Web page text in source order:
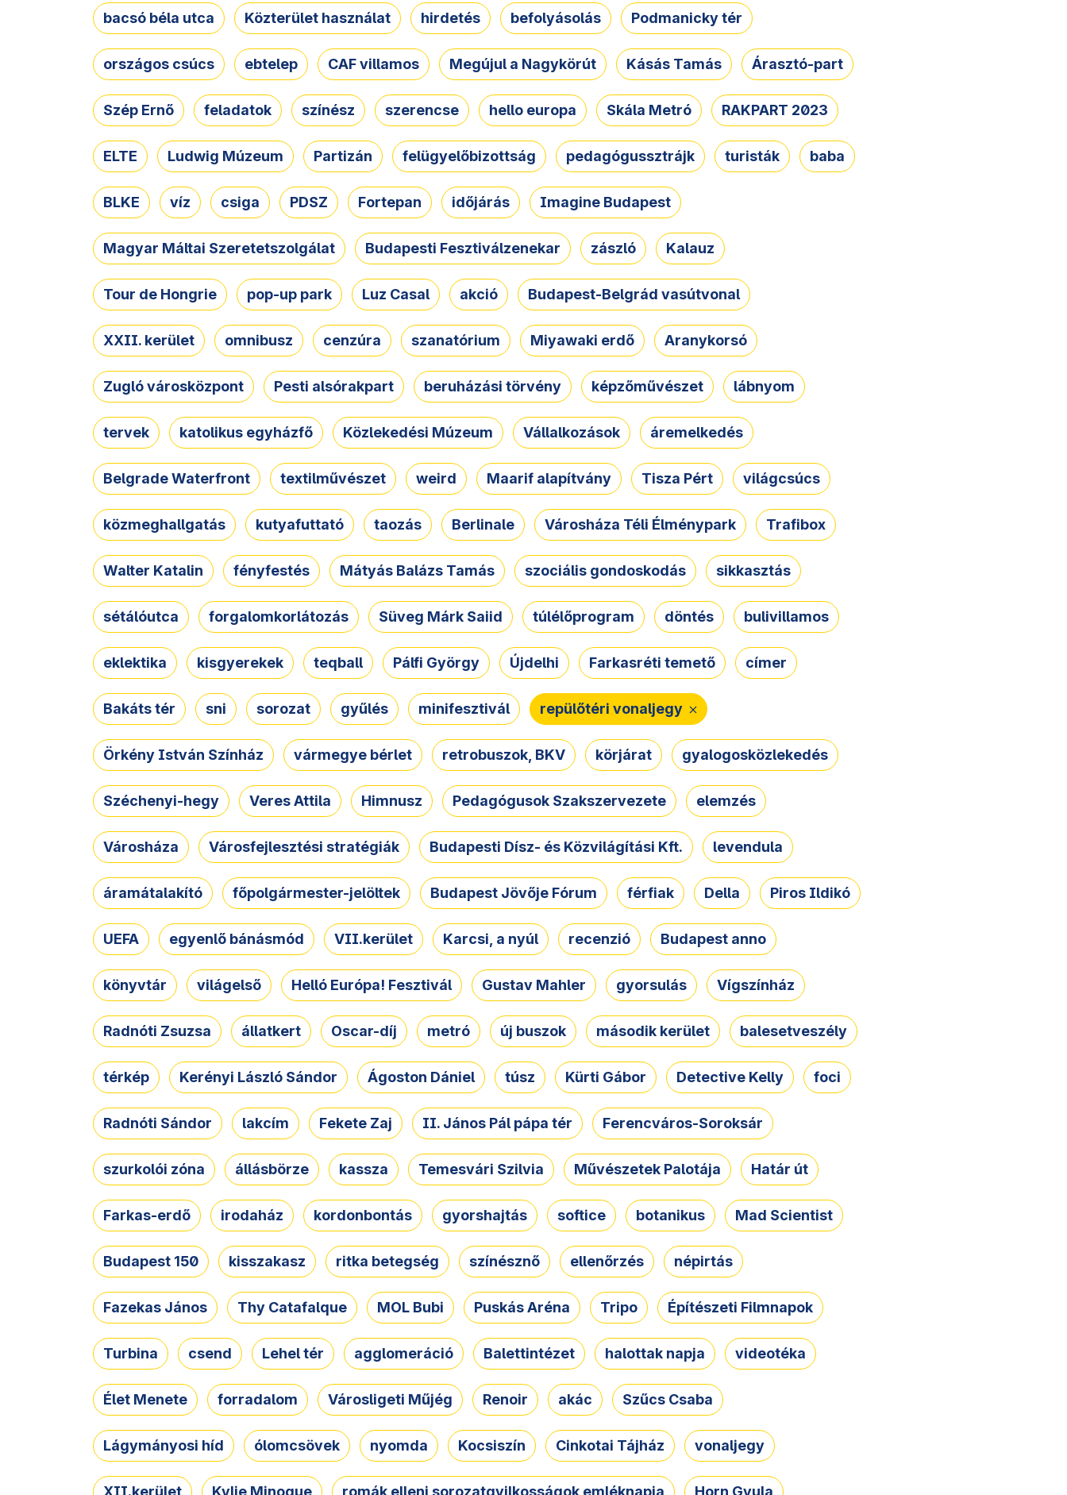
bacsó béla utca Közterület használat hirdetés befolyásolás Podmanicky tér
országos csúcs ebtelep CAF villamos Megújul a Nagykörút Kásás Tamás Árasztó-part
Szép Ernő feladatok színész szerencse hello europa Skála Metró RAKPART 2023
ELTE Ludwig Múzeum Partizán felügyelőbizottság pedagógussztrájk turisták baba
BLKE víz csiga PDSZ Fortepan időjárás Imagine Budapest
Magyar Máltai Szeretetszolgálat Budapesti Fesztiválzenekar zászló Kalauz
Tour de Hongrie pop-up park Luz Casal akció Budapest-Belgrád vasútvonal
XXII. kerület omnibusz cenzúra szanatórium Miyawaki erdő Aranykorsó
Zugló városközpont Pesti alsórakpart beruházási törvény képzőművészet lábnyom
tervek katolikus egyházfő Közlekedési Múzeum Vállalkozások áremelkedés
Belgrade Waterfront textilművészet weird Maarif alapítvány Tisza Pért világcsúcs
közmeghallgatás kutyafuttató taozás Berlinale Városháza Téli Élménypark Trafibox
Walter Katalin fényfestés Mátyás Balázs Tamás szociális gondoskodás sikkasztás
sétálóutca forgalomkorlátozás Süveg Márk Saiid túlélőprogram döntés bulivillamos
eklektika kisgyerekek teqball Pálfi György Újdelhi Farkasréti temető címer
Bakáts tér sni sorozat gyűlés minifesztivál repülőtéri vonaljegy
Örkény István Színház vármegye bérlet retrobuszok, BKV körjárat gyalogosközlekedés
Széchenyi-hegy Veres Attila Himnusz Pedagógusok Szakszervezete elemzés
Városháza Városfejlesztési stratégiák Budapesti Dísz- és Közvilágítási Kft. levendula
áramátalakító főpolgármester-jelöltek Budapest Jövője Fórum férfiak Della Piros Ildikó
UEFA egyenlő bánásmód VII.kerület Karcsi, a nyúl recenzió Budapest anno
könyvtár világelső Helló Európa! Fesztivál Gustav Mahler gyorsulás Vígszínház
Radnóti Zsuzsa állatkert Oscar-díj metró új buszok második kerület balesetveszély
térkép Kerényi László Sándor Ágoston Dániel túsz Kürti Gábor Detective Kelly foci
Radnóti Sándor lakcím Fekete Zaj II. János Pál pápa tér Ferencváros-Soroksár
szurkolói zóna állásbörze kassza Temesvári Szilvia Művészetek Palotája Határ út
Farkas-erdő irodaház kordonbontás gyorshajtás softice botanikus Mad Scientist
Budapest 150 kisszakasz ritka betegség színésznő ellenőrzés népirtás
Fazekas János Thy Catafalque MOL Bubi Puskás Aréna Tripo Építészeti Filmnapok
Turbina csend Lehel tér agglomeráció Balettintézet halottak napja videotéka
Élet Menete forradalom Városligeti Műjég Renoir akác Szűcs Csaba
Lágymányosi híd ólomcsövek nyomda Kocsiszín Cinkotai Tájház vonaljegy
XII.kerület Kylie Minogue romák elleni sorozatgyilkosságok emléknapja Horn Gyula